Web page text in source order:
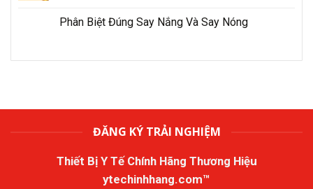
Phân Biệt Đúng Say Nắng Và Say Nóng
ĐĂNG KÝ TRẢI NGHIỆM
Thiết Bị Y Tế Chính Hãng Thương Hiệu
ytechinhhang.com™